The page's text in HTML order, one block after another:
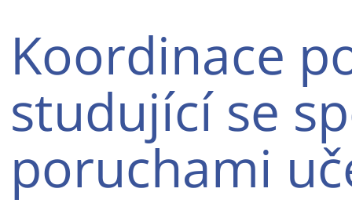
Koordinace
studující se
poruchami